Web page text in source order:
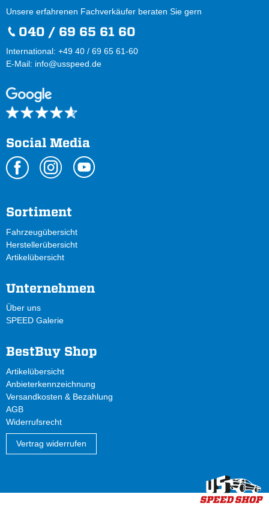
Unsere erfahrenen Fachverkäufer beraten Sie gern
040 / 69 65 61 60
International: +49 40 / 69 65 61-60
E-Mail: info@usspeed.de
Social Media
Sortiment
Fahrzeugübersicht
Herstellerübersicht
Artikelübersicht
Unternehmen
Über uns
SPEED Galerie
BestBuy Shop
Artikelübersicht
Anbieterkennzeichnung
Versandkosten & Bezahlung
AGB
Widerrufsrecht
Vertrag widerrufen